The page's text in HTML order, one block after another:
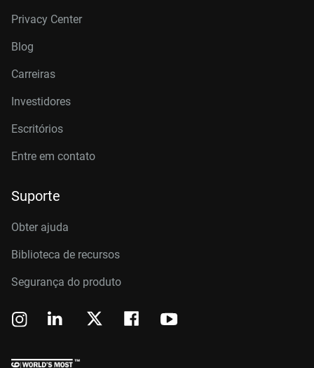
Privacy Center
Blog
Carreiras
Investidores
Escritórios
Entre em contato
Suporte
Obter ajuda
Biblioteca de recursos
Segurança do produto